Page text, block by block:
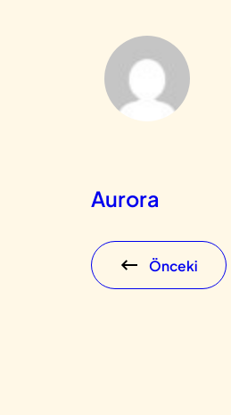
Aurora
Önceki